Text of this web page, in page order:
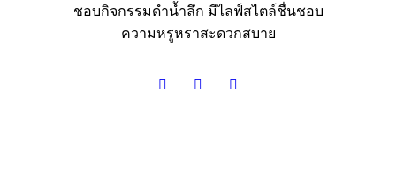
ชอบกิจกรรมดำน้ำลึก มีไลฟ์สไตล์ชื่นชอบ
ความหรูหราสะดวกสบาย